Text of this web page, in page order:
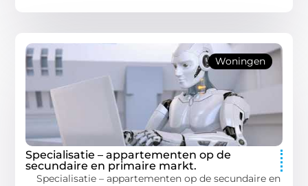
Woningen
Specialisatie – appartementen op de
secundaire en primaire markt.
Specialisatie – appartementen op de secundaire en